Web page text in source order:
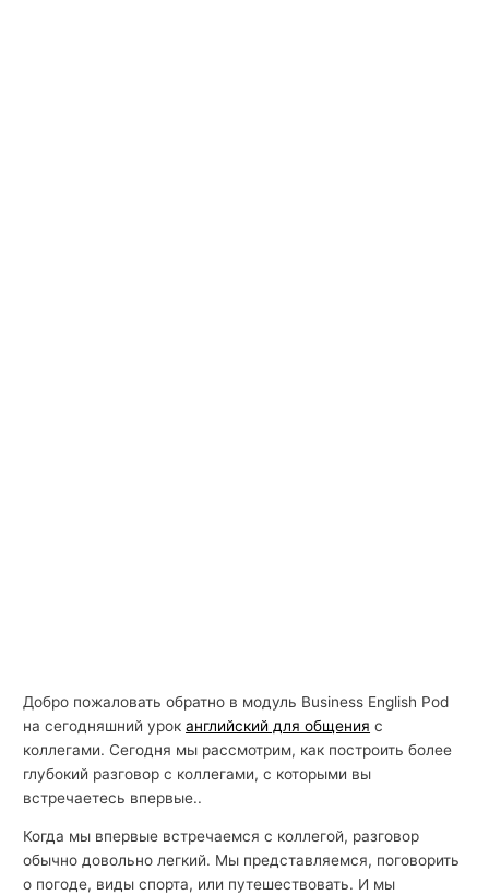
Добро пожаловать обратно в модуль Business English Pod
на сегодняшний уроканглийский для общения с
коллегами. Сегодня мы рассмотрим, как построить более
глубокий разговор с коллегами, с которыми вы
встречаетесь впервые..
Когда мы впервые встречаемся с коллегой, разговор
обычно довольно легкий. Мы представляемся, поговорить
о погоде, виды спорта, или путешествовать. И мы